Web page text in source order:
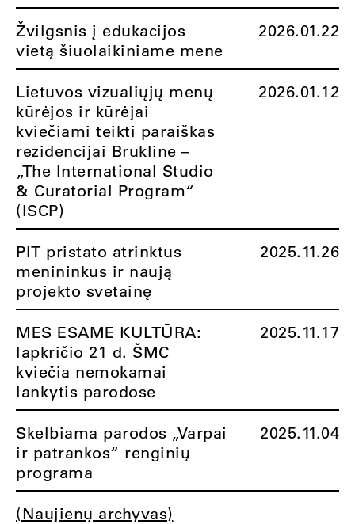
Žvilgsnis į edukacijos
vietą šiuolaikiniame mene
2026.01.22
Lietuvos vizualiųjų menų
kūrėjos ir kūrėjai
kviečiami teikti paraiškas
rezidencijai Brukline –
„The International Studio
& Curatorial Program“
(ISCP)
2026.01.12
PIT pristato atrinktus
menininkus ir naują
projekto svetainę
2025.11.26
MES ESAME KULTŪRA:
lapkričio 21 d. ŠMC
kviečia nemokamai
lankytis parodose
2025.11.17
Skelbiama parodos „Varpai
ir patrankos“ renginių
programa
2025.11.04
(Naujienų archyvas)